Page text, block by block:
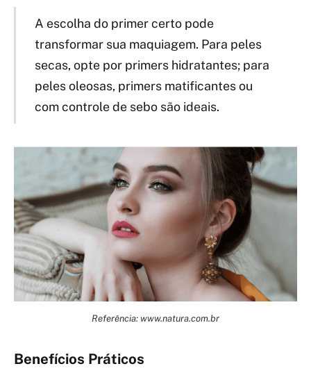
A escolha do primer certo pode
transformar sua maquiagem. Para peles
secas, opte por primers hidratantes; para
peles oleosas, primers matificantes ou
com controle de sebo são ideais.
Referência: www.natura.com.br
Benefícios Práticos